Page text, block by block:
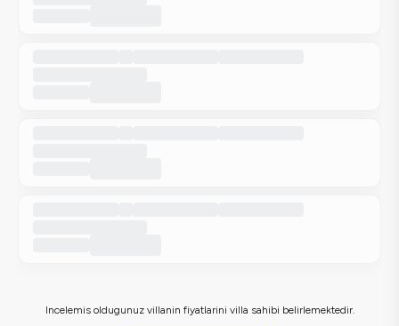
Incelemis oldugunuz villanin fiyatlarini villa sahibi belirlemektedir.